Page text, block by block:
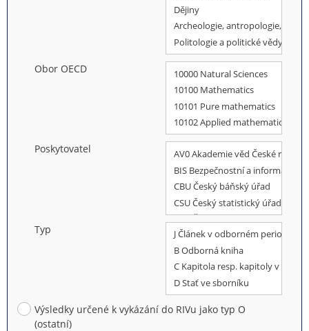
Obor OECD
Poskytovatel
Typ
Výsledky určené k vykázání do RIVu jako typ O
(ostatní)